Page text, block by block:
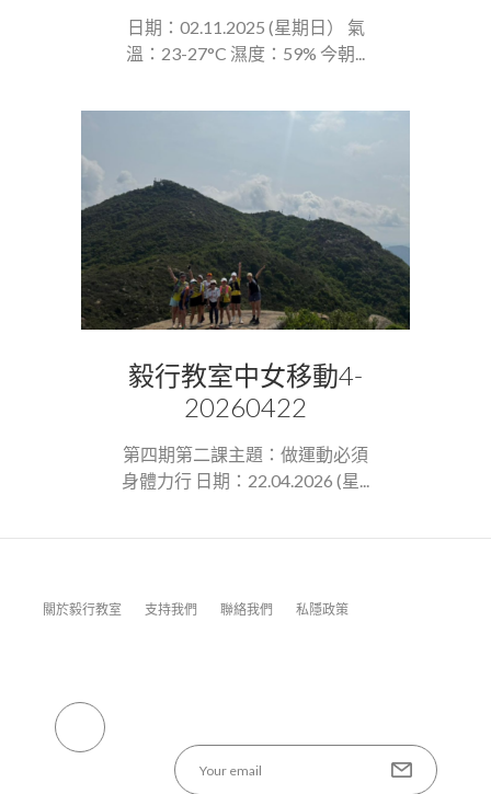
日期：02.11.2025 (星期日） 氣
溫：23-27°C 濕度：59% 今朝...
毅行教室中女移動4-
20260422
第四期第二課主題：做運動必須
身體力行 日期：22.04.2026 (星...
關於毅行教室 支持我們 聯絡我們 私隱政策